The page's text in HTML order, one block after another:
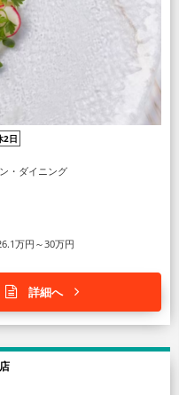
2日
・ダイニング
万円～30万円
詳細へ